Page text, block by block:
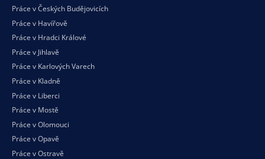
Práce v Českých Budějovicích
Práce v Havířově
Práce v Hradci Králové
Práce v Jihlavě
Práce v Karlových Varech
Práce v Kladně
Práce v Liberci
Práce v Mostě
Práce v Olomouci
Práce v Opavě
Práce v Ostravě